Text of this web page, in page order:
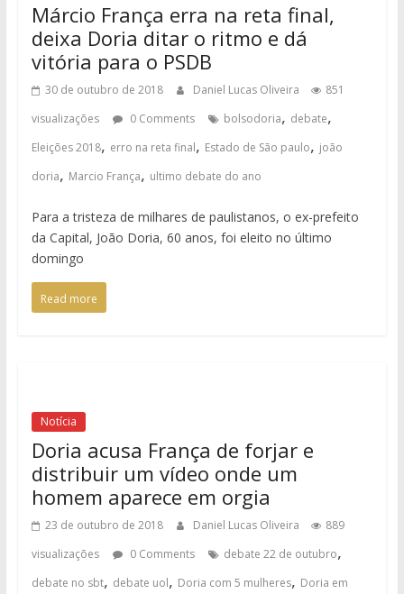
Márcio França erra na reta final,
deixa Doria ditar o ritmo e dá
vitória para o PSDB
30 de outubro de 2018 Daniel Lucas Oliveira
851
visualizações
0 Comments bolsodoria, debate,
Eleições 2018, erro na reta final, Estado de São paulo, joão
doria, Marcio França, ultimo debate do ano
Para a tristeza de milhares de paulistanos, o ex-prefeito
da Capital, João Doria, 60 anos, foi eleito no último
domingo
Read more
Notícia
Doria acusa França de forjar e
distribuir um vídeo onde um
homem aparece em orgia
23 de outubro de 2018 Daniel Lucas Oliveira
889
visualizações
0 Comments debate 22 de outubro,
debate no sbt, debate uol, Doria com 5 mulheres, Doria em